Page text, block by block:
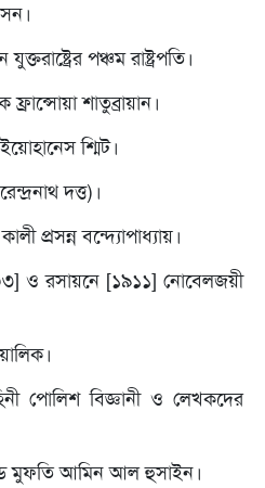
পঞ্চম রাষ্ট্রপতি।
শাতুব্রায়ান।
শ্মি‌ট‌।
দত্ত)।
প্রসন্ন বন্দ্যোপাধ্যায়।
ও রসায়নে [১৯১১] নোবেলজয়ী
পোলিশ বিজ্ঞানী ও লেখকদের
মুফতি আমিন আল হুসাইন।